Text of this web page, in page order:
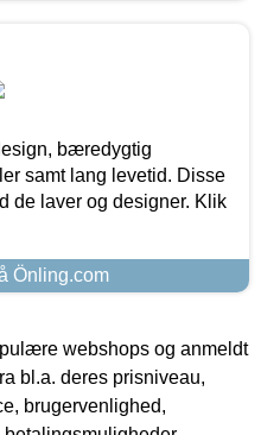
bæredygtig
samt lang levetid. Disse
de laver og designer. Klik
Önling.com
webshops og anmeldt
bl.a. deres prisniveau,
brugervenlighed,